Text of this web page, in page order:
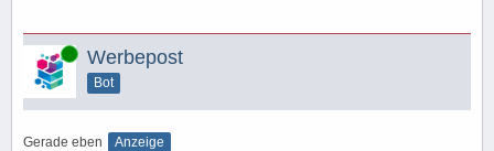
Online Werbepost
Bot
Gerade eben Anzeige